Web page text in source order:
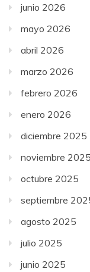
junio 2026
mayo 2026
abril 2026
marzo 2026
febrero 2026
enero 2026
diciembre 2025
noviembre 2025
octubre 2025
septiembre
agosto 2025
julio 2025
junio 2025